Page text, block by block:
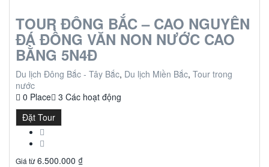
TOUR ĐÔNG BẮC – CAO NGUYÊN
ĐÁ ĐỒNG VĂN NON NƯỚC CAO
BẰNG 5N4Đ
Du lịch Đông Bắc - Tây Bắc, Du lịch Miền Bắc, Tour trong
nước
0 Place 3 Các hoạt động
Đặt Tour
Giá từ 6.500.000 ₫